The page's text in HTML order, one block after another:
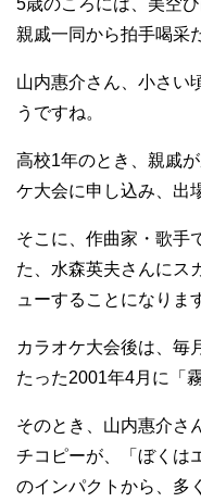
5歳のころには、美空
親戚一同から拍手喝采
山内惠介さん、小さい
うですね。
高校1年のとき、親戚
ケ大会に申し込み、出
そこに、作曲家・歌手
た、水森英夫さんにス
ューすることになりま
カラオケ大会後は、毎
たった2001年4月に「
そのとき、山内惠介さ
チコピーが、「ぼくは
のインパクトから、多